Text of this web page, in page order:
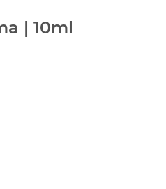
| 10ml